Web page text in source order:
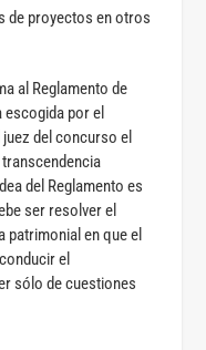
de proyectos en otros
al Reglamento de
por el
del concurso el
del Reglamento es
ser resolver el
en que el
el
sólo de cuestiones